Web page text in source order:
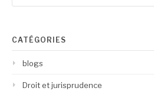
:
CATÉGORIES
blogs
Droit et jurisprudence